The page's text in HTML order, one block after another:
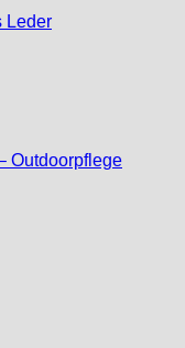
Leder
Outdoorpflege